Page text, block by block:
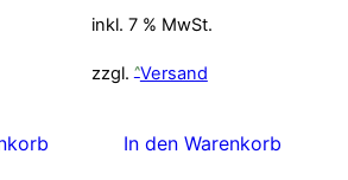
Preis
17,00 €
inkl. 7 % MwSt.
zzgl. Versand
In den Warenkorb